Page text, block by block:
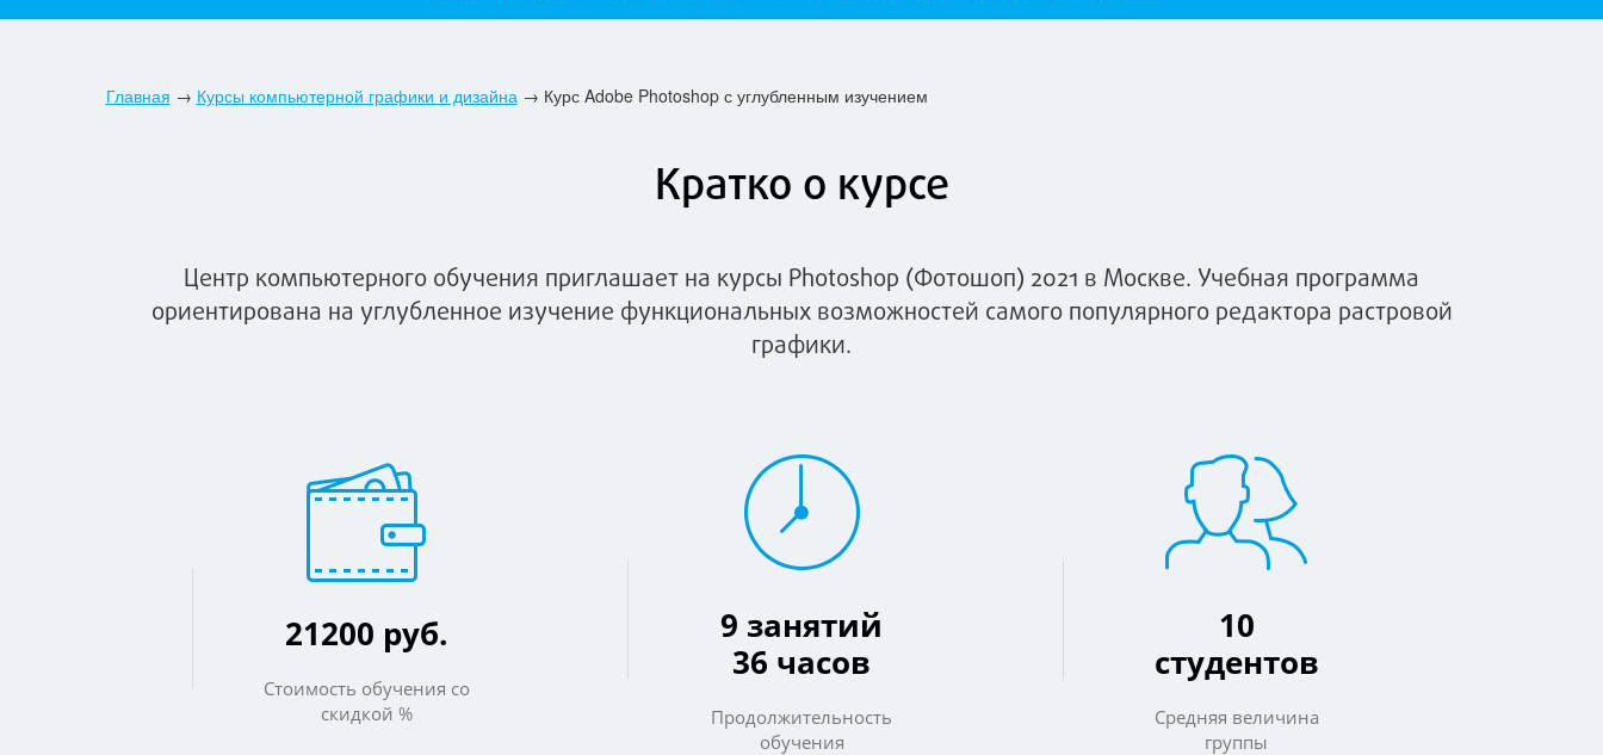
Главная → Курсы компьютерной графики и дизайна→ Курс Adobe Photoshop с углубленным изучением
Кратко о курсе
Центр компьютерного обучения приглашает на курсы Photoshop (Фотошоп) 2021 в Москве. Учебная программа
ориентирована на углубленное изучение функциональных возможностей самого популярного редактора растровой
графики.
21200 руб.
Стоимость обучения со
скидкой %
9 занятий
36 часов
Продолжительность
обучения
10
студентов
Средняя величина
группы